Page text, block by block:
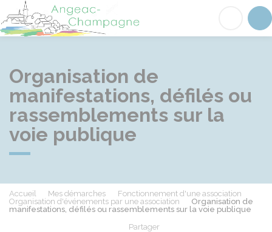
Angeac-Champagne
Organisation de
manifestations, défilés ou
rassemblements sur la
voie publique
Accueil Mes démarches
Fonctionnement d'une association
Organisation d'événements par une association
Organisation de
manifestations, défilés ou rassemblements sur la voie publique
Partager